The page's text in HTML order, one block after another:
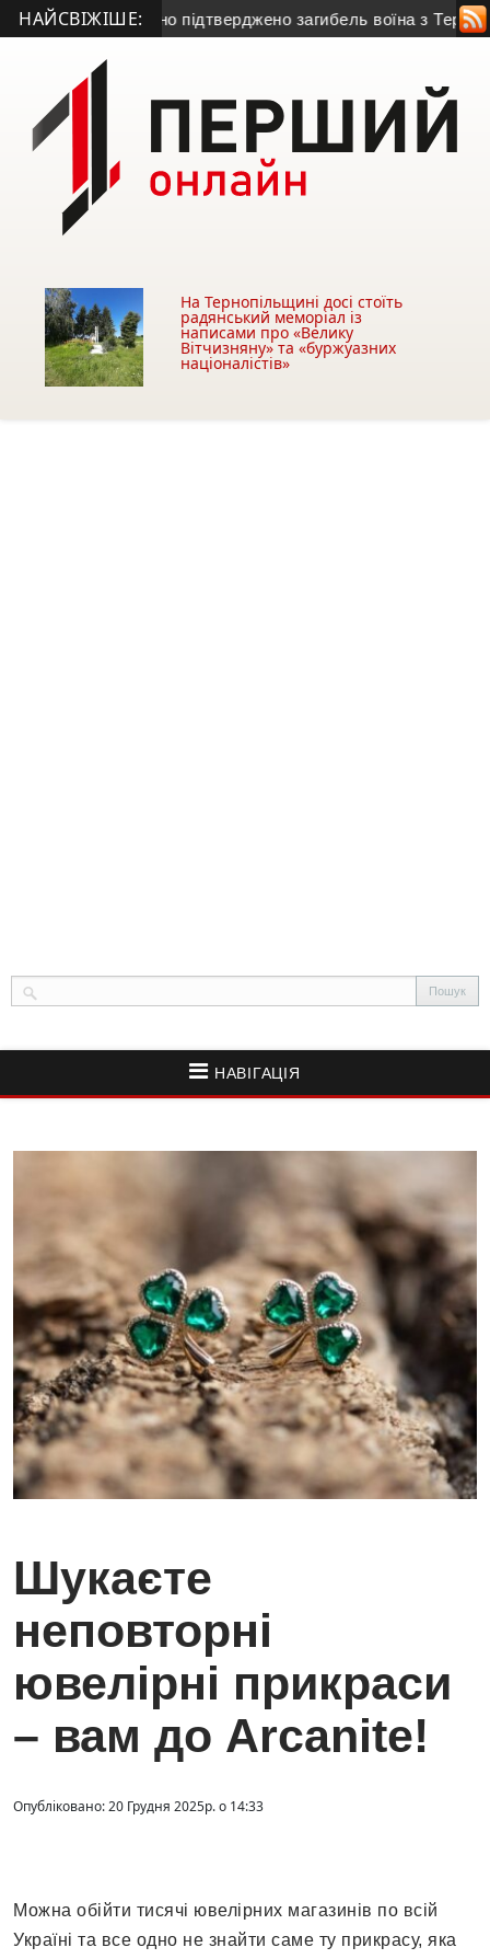
НАЙСВІЖІШЕ:
офіційно підтверджено загибель воїна з
На Тернопільщині досі стоїть
радянський меморіал із
написами про «Велику
Вітчизняну» та «буржуазних
націоналістів»
НАВІГАЦІЯ
Шукаєте
неповторні
ювелірні прикраси
– вам до Arcanite!
Опубліковано: 20 Грудня 2025р. о 14:33
Можна обійти тисячі ювелірних магазинів по всій
Україні та все одно не знайти саме ту прикрасу, яка